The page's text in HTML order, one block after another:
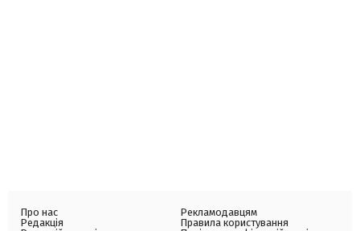
Про нас
Редакція
Рекламодавцям
Правила користування